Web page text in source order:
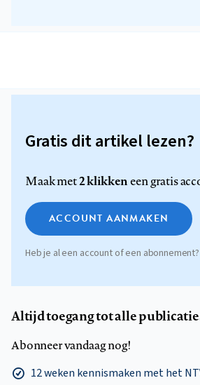
Gratis dit artikel lezen?
Maak met2 klikkeneen gratis
ACCOUNT AANMAKEN
Heb je al een account of een abonnement?
Altijd toegang tot alle
Abonneer vandaag nog!
12 weken kennismaken met het